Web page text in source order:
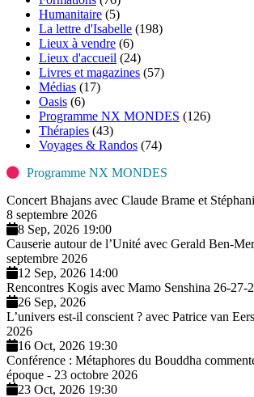
Humanitaire (5)
La lettre d'Isabelle (198)
Lieux à vendre (6)
Lieux d'accueil (24)
Livres et magazines (57)
Médias (17)
Oasis (6)
Programme NX MONDES (126)
Thérapies (43)
Voyages & Randos (74)
Programme NX MONDES
Concert Bhajans avec Claude Brame et
8 septembre 2026
8 Sep, 2026 19:00
Causerie autour de l’Unité avec Gerald Ben-
septembre 2026
12 Sep, 2026 14:00
Rencontres Kogis avec Mamo Senshina 26-27-
26 Sep, 2026
L’univers est-il conscient ? avec Patrice van
2026
16 Oct, 2026 19:30
Conférence : Métaphores du Bouddha
époque - 23 octobre 2026
23 Oct, 2026 19:30